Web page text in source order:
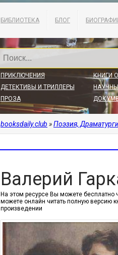
БИБЛИОТЕКА БЛОГ
ПРИКЛЮЧЕНИЯ
ДЕТЕКТИВЫ И ТРИЛЛЕРЫ
ПРОЗА
КНИГИ
booksdaily.club »Поэзия,
Валерий
На этом ресурсе Вы можете бесплатно
можете онлайн читать полную версию
произведении